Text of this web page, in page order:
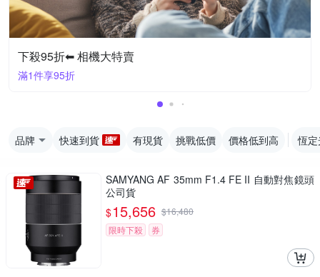
下殺95折⬅︎ 相機大特賣
滿1件享95折
品牌 快速到貨 有現貨 挑戰低價 價格低到高 恆
SAMYANG AF 35mm F1.4 FE II 自動對焦鏡頭
公司貨
$15,656 $16,480
限時下殺
券